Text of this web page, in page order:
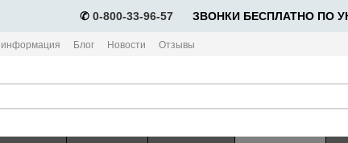
✆ 0-800-33-96-57⠀⠀ЗВОНКИ БЕСПЛАТНО ПО
информация Блог Новости
Отзывы
Textile